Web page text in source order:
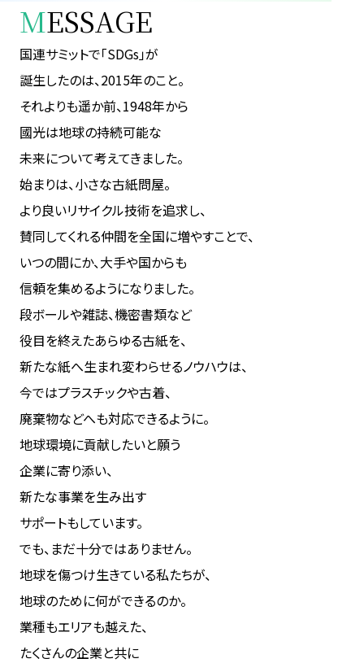
MESSAGE
国連サミットで「SDGs」が
誕生したのは、2015年のこと。
それよりも遥か前、1948年から
國光は地球の持続可能な
未来について考えてきました。
始まりは、小さな古紙問屋。
より良いリサイクル技術を追求し、
賛同してくれる仲間を全国に増やすことで、
いつの間にか、大手や国からも
信頼を集めるようになりました。
段ボールや雑誌、機密書類など
役目を終えたあらゆる古紙を、
新たな紙へ生まれ変わらせるノウハウは、
今ではプラスチックや古着、
廃棄物などへも対応できるように。
地球環境に貢献したいと願う
企業に寄り添い、
新たな事業を生み出す
サポートもしています。
でも、まだ十分ではありません。
地球を傷つけ生きている私たちが、
地球のために何ができるのか。
業種もエリアも越えた、
たくさんの企業と共に